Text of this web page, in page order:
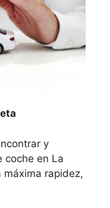
y
coche en La
máxima rapidez,